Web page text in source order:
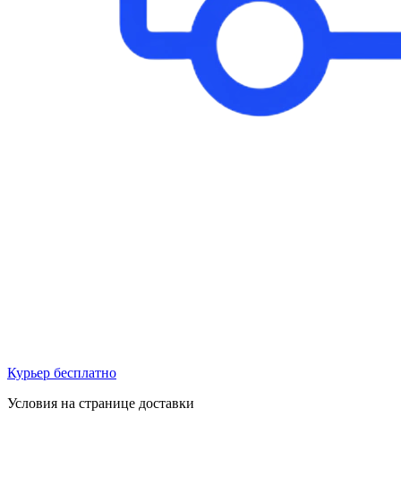
Курьер бесплатно
Условия на странице доставки